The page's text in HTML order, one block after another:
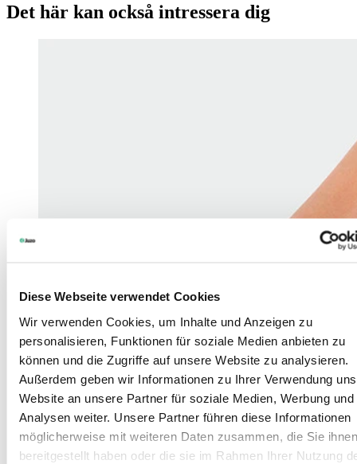
Diese Webseite verwendet Cookies
Wir verwenden Cookies, um Inhalte und Anzeigen zu
personalisieren, Funktionen für soziale Medien anbieten zu
können und die Zugriffe auf unsere Website zu analysieren.
Außerdem geben wir Informationen zu Ihrer Verwendung
Website an unsere Partner für soziale Medien, Werbung und
Analysen weiter. Unsere Partner führen diese Informationen
möglicherweise mit weiteren Daten zusammen, die Sie ihnen
bereitgestellt haben oder die sie im Rahmen Ihrer Nutzung
Det här kan också intressera dig